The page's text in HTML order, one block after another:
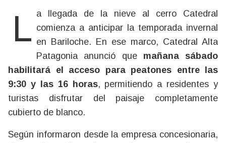
La llegada de la nieve al cerro Catedral comienza a anticipar la temporada invernal
en Bariloche. En ese marco, Catedral Alta
Patagonia anunció que mañana sábado
habilitará el acceso para peatones entre las
9:30 y las 16 horas, permitiendo a residentes y
turistas disfrutar del paisaje completamente
cubierto de blanco.
Según informaron desde la empresa concesionaria,